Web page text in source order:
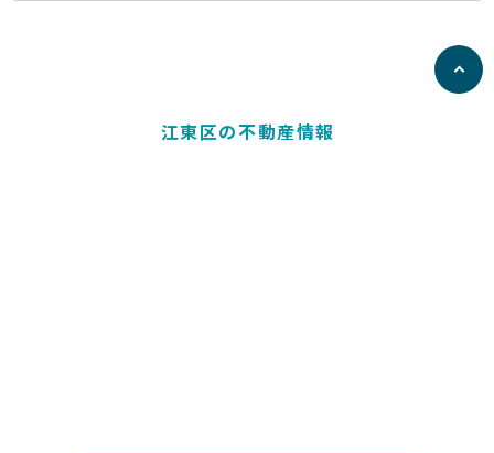
江東区の不動産情報